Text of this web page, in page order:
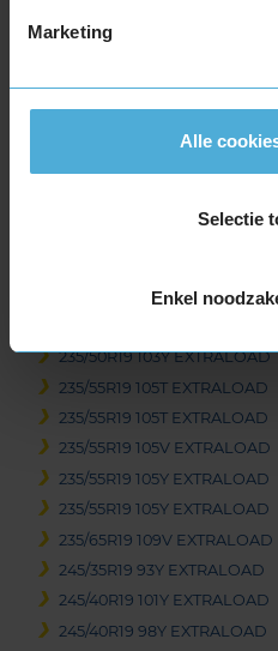
Marketing
Alle
Selectie
Enkel
235/35R19 91Y EXTRALOAD
235/40R19 96W EXTRALOAD
235/40R19 96W EXTRALOAD
235/40R19 96Y EXTRALOAD
235/45R19 99V EXTRALOAD
235/50R19 103Y EXTRALOAD
235/55R19 105T EXTRALOAD
235/55R19 105T EXTRALOAD
235/55R19 105V EXTRALOAD
235/55R19 105Y EXTRALOAD
235/55R19 105Y EXTRALOAD
235/65R19 109V EXTRALOAD
245/35R19 93Y EXTRALOAD
245/40R19 101Y EXTRALOAD
245/40R19 98Y EXTRALOAD